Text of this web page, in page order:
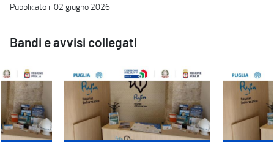
Pubblicato il 02 giugno 2026
Bandi e avvisi collegati